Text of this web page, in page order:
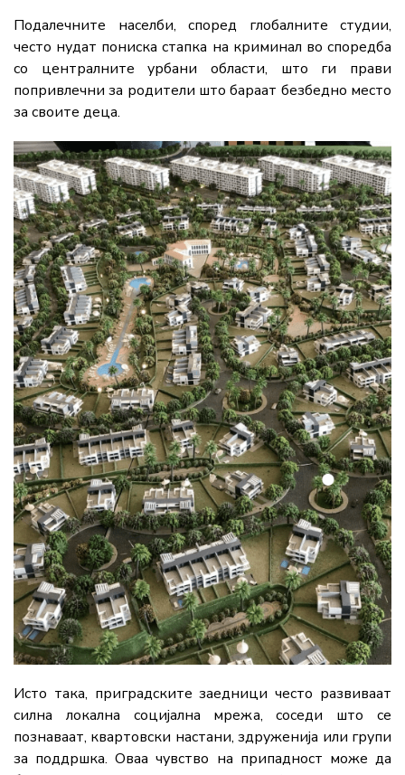
Подалечните населби, според глобалните студии,
често нудат пониска стапка на криминал во споредба
со централните урбани области, што ги прави
попривлечни за родители што бараат безбедно место
за своите деца.
Исто така, приградските заедници често развиваат
силна локална социјална мрежа, соседи што се
познаваат, квартовски настани, здруженија или групи
за поддршка. Оваа чувство на припадност може да